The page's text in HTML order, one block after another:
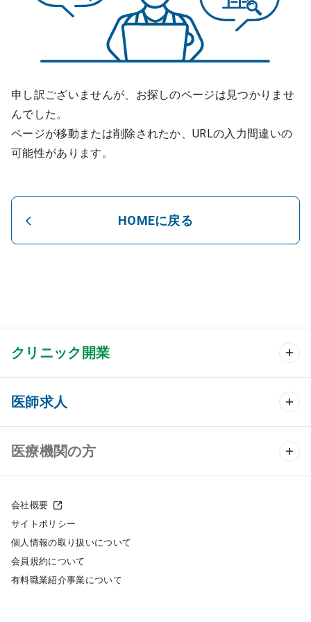
申し訳ございませんが、お探しのページは見つかりませ
んでした。
ページが移動または削除されたか、URLの入力間違いの
可能性があります。
HOMEに戻る
クリニック開業
クリニック開業 TOP
クリニック物件検索
クリニックの開業スタイル
クリニック開業までの流れ
開業支援事例
医師求人
医師求人 TOP
常勤求人検索
非常勤求人検索
スポット求人検索
医療機関の方
採用をお考えの医療機関の方
会社概要
サイトポリシー
個人情報の取り扱いについて
会員規約について
有料職業紹介事業について